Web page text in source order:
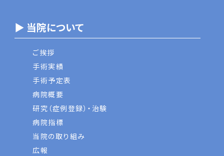
▶ 当院について
ご挨拶
手術実績
手術予定表
病院概要
研究（症例登録）・治験
病院指標
当院の取り組み
広報